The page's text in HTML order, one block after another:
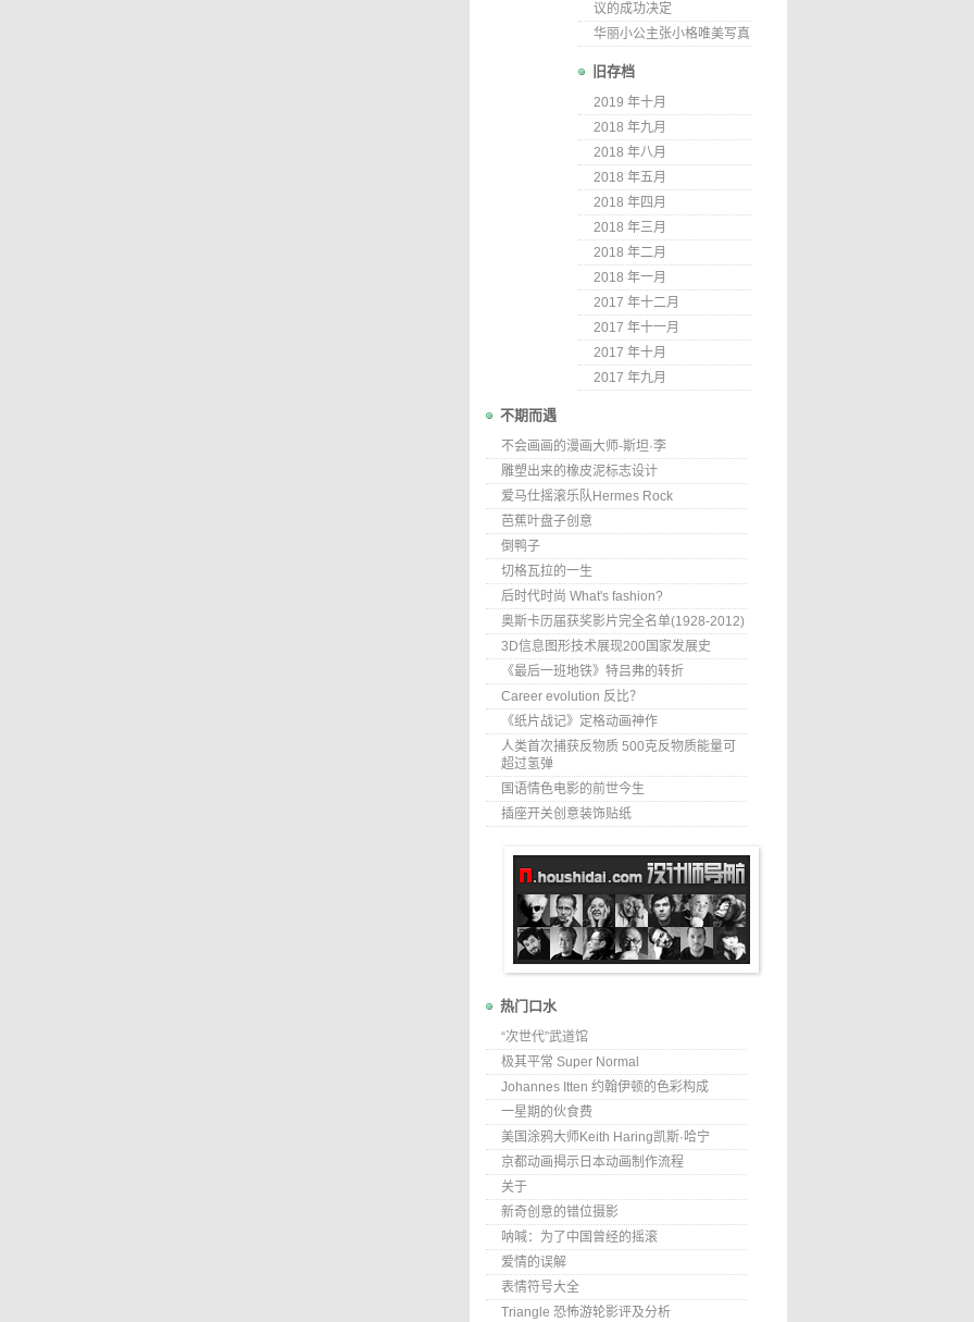
议的成功决定
华丽小公主张小格唯美写真
旧存档
2019 年十月
2018 年九月
2018 年八月
2018 年五月
2018 年四月
2018 年三月
2018 年二月
2018 年一月
2017 年十二月
2017 年十一月
2017 年十月
2017 年九月
不期而遇
不会画画的漫画大师-斯坦·李
雕塑出来的橡皮泥标志设计
爱马仕摇滚乐队Hermes Rock
芭蕉叶盘子创意
倒鸭子
切格瓦拉的一生
后时代时尚 What's fashion?
奥斯卡历届获奖影片完全名单(1928-2012)
3D信息图形技术展现200国家发展史
《最后一班地铁》特吕弗的转折
Career evolution 反比？
《纸片战记》定格动画神作
人类首次捕获反物质 500克反物质能量可
超过氢弹
国语情色电影的前世今生
插座开关创意装饰贴纸
热门口水
“次世代”武道馆
极其平常 Super Normal
Johannes Itten 约翰伊顿的色彩构成
一星期的伙食费
美国涂鸦大师Keith Haring凯斯·哈宁
京都动画揭示日本动画制作流程
关于
新奇创意的错位摄影
呐喊：为了中国曾经的摇滚
爱情的误解
表情符号大全
Triangle 恐怖游轮影评及分析